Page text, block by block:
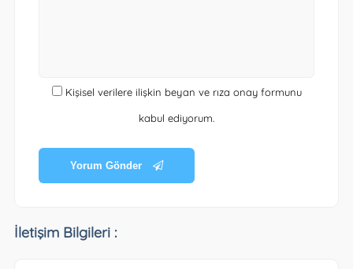
Kişisel verilere ilişkin beyan ve rıza onay formunu
kabul ediyorum.
Yorum Gönder
İletişim Bilgileri :